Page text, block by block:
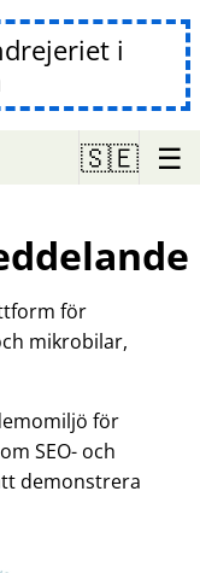
i
🇸🇪 ☰
för
mikrobilar,
för
SEO- och
demonstrera